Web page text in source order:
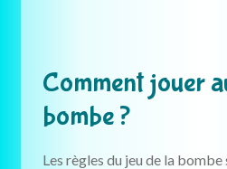
Comment jouer
bombe ?
Les règles du jeu de la